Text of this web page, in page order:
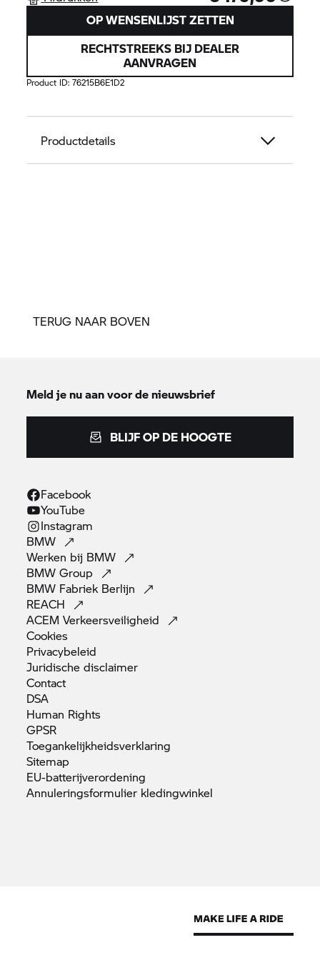
OP WENSENLIJST ZETTEN
RECHTSTREEKS BIJ DEALER
AANVRAGEN
Product ID:76215B6E1D2
Productdetails
TERUG NAAR BOVEN
Meld je nu aan voor de nieuwsbrief
BLIJF OP DE HOOGTE
Facebook
YouTube
Instagram
BMW
Werken bij BMW
BMWGroup
BMW Fabriek Berlijn
REACH
ACEMVerkeersveiligheid
Cookies
Privacybeleid
Juridischedisclaimer
Contact
DSA
Human Rights
GPSR
Toegankelijkheidsverklaring
Sitemap
EU-batterijverordening
Annuleringsformulier kledingwinkel